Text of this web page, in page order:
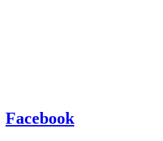
Facebook